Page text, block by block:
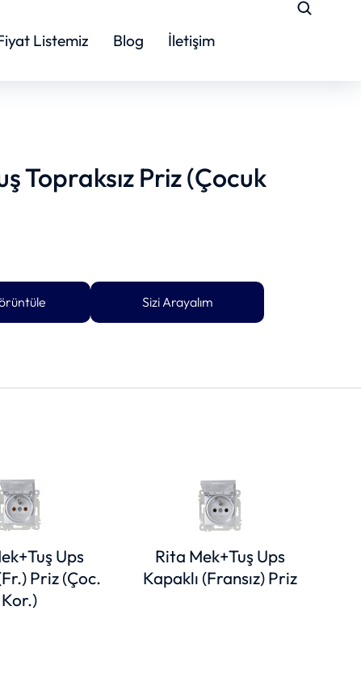
Listemiz Blog İletişim
Topraksız Priz (Çocuk
Sizi Arayalım
Ups
Priz (Çoc.
Kor.)
Rita Mek+Tuş Ups
Kapaklı (Fransız) Priz